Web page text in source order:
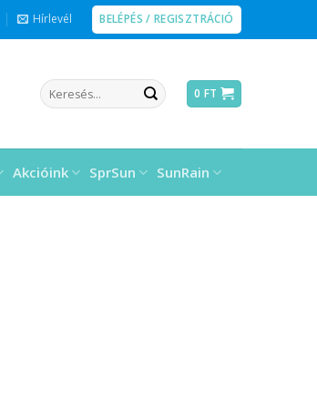
Hírlevél BELÉPÉS / REGISZTRÁCIÓ
Keresés
a
0 FT
Akcióink SprSun SunRain